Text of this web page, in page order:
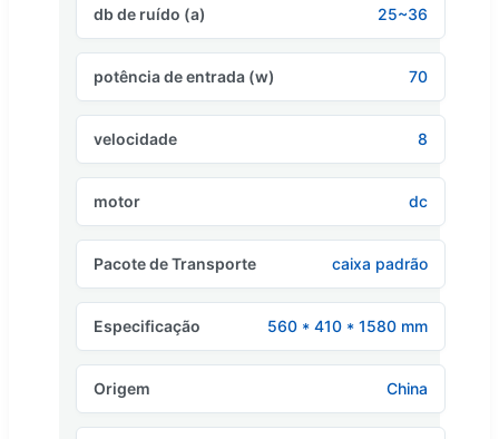
db de ruído (a) 25~36
potência de entrada (w) 70
velocidade 8
motor dc
Pacote de Transporte caixa padrão
Especificação 560 * 410 * 1580 mm
Origem China